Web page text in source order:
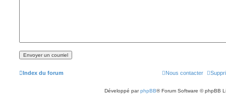
Index du forum Nous contacter
Développé parphpBB® Forum Software © phpBB